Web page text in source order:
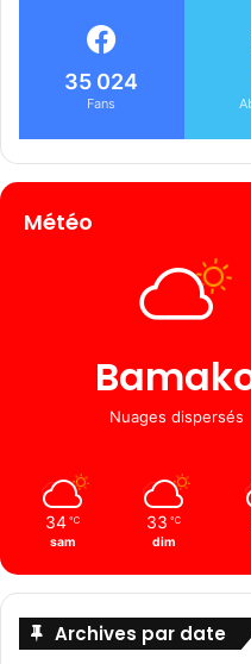
35 024
Fans
Météo
Nuages ​​dispersés
34 ℃
sam
33 ℃
dim
Archives par date